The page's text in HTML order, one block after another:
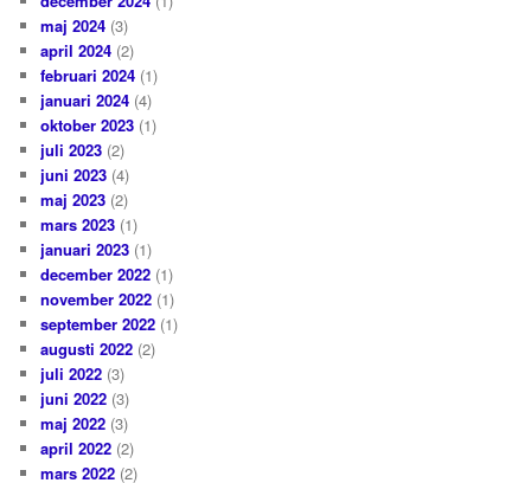
maj 2024 (3)
april 2024 (2)
februari 2024 (1)
januari 2024 (4)
oktober 2023 (1)
juli 2023 (2)
juni 2023 (4)
maj 2023 (2)
mars 2023 (1)
januari 2023 (1)
december 2022 (1)
november 2022 (1)
september 2022 (1)
augusti 2022 (2)
juli 2022 (3)
juni 2022 (3)
maj 2022 (3)
april 2022 (2)
mars 2022 (2)